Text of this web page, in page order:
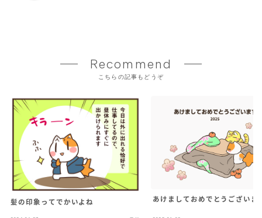
Recommend
こちらの記事もどうぞ
髪の印象ってでかいよね あけましておめでとうございま